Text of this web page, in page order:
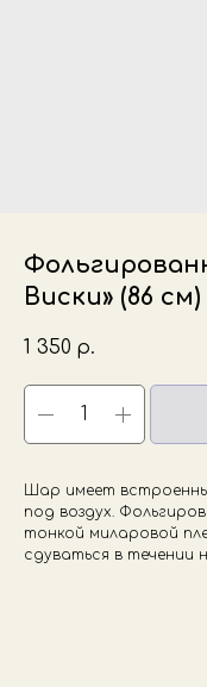
Виски» (86 см)
1 350 р.
Шар имеет
под воздух.
тонкой миларовой
сдуваться в течении